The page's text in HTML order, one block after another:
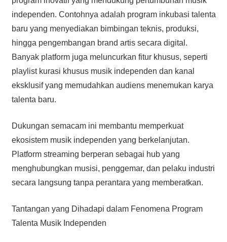
independen. Contohnya adalah program inkubasi talenta
baru yang menyediakan bimbingan teknis, produksi,
hingga pengembangan brand artis secara digital.
Banyak platform juga meluncurkan fitur khusus, seperti
playlist kurasi khusus musik independen dan kanal
eksklusif yang memudahkan audiens menemukan karya
talenta baru.
Dukungan semacam ini membantu memperkuat
ekosistem musik independen yang berkelanjutan.
Platform streaming berperan sebagai hub yang
menghubungkan musisi, penggemar, dan pelaku industri
secara langsung tanpa perantara yang memberatkan.
Tantangan yang Dihadapi dalam Fenomena Program
Talenta Musik Independen